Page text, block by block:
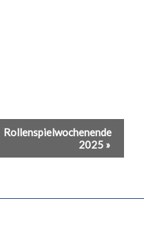
Rollenspielwochenende
2025 »